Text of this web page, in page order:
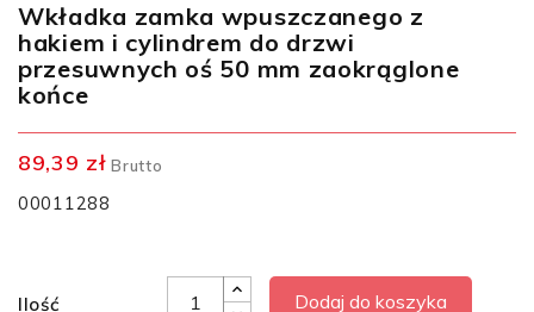
Wkładka zamka wpuszczanego z
hakiem i cylindrem do drzwi
przesuwnych oś 50 mm zaokrąglone
końce
89,39 zł Brutto
00011288
Ilość Dodaj do koszyka